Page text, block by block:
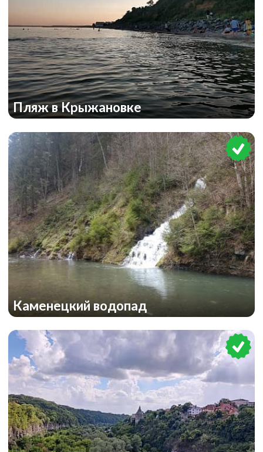
Пляж в Крыжановке
Каменецкий водопад